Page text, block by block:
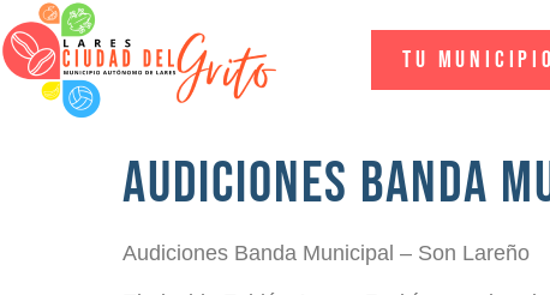
Tu Municipio
Audiciones Banda
Audiciones Banda Municipal – Son Lareño